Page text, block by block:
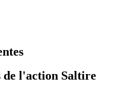
de l'action Saltire